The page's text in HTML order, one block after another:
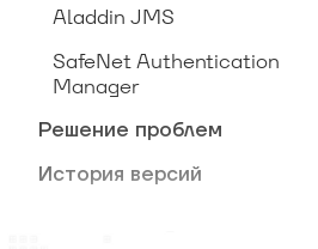
Aladdin JMS
SafeNet Authentication
Manager
Решение проблем
История версий